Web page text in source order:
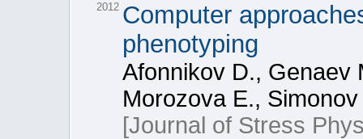
2012 Computer
phenotyping
Afonnikov D., Genaev
Morozova E.,
[Journal of Stress